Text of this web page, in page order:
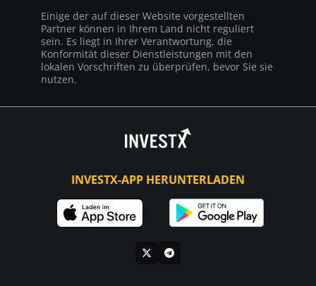
Einige der auf dieser Website vorgestellten
Partner können in Ihrem Land nicht reguliert
sein. Es liegt in Ihrer Verantwortung, die
Konformität dieser Dienstleistungen mit den
lokalen Vorschriften zu überprüfen, bevor Sie sie
nutzen.
INVESTX-APP HERUNTERLADEN